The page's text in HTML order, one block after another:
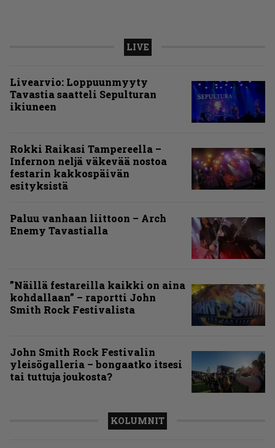
LIVE
Livearvio: Loppuunmyyty
Tavastia saatteli Sepulturan
ikiuneen
Rokki Raikasi Tampereella –
Infernon neljä väkevää nostoa
festarin kakkospäivän
esityksistä
Paluu vanhaan liittoon – Arch
Enemy Tavastialla
”Näillä festareilla kaikki on aina
kohdallaan” – raportti John
Smith Rock Festivalista
John Smith Rock Festivalin
yleisögalleria – bongaatko itsesi
tai tuttuja joukosta?
KOLUMNIT